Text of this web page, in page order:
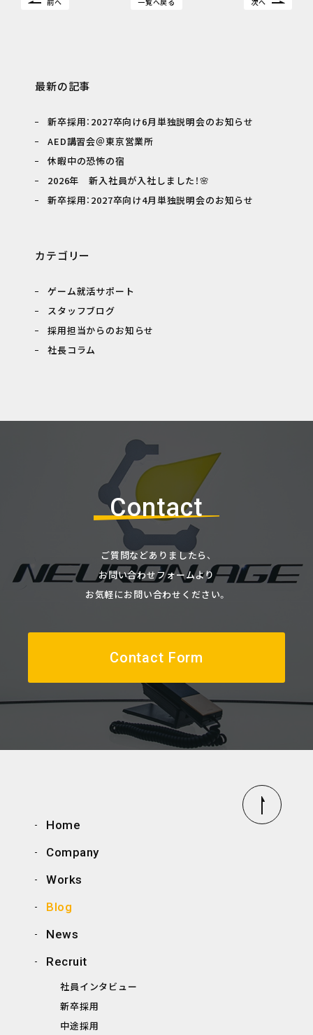
最新の記事
新卒採用：2027卒向け6月単独説明会のお知らせ
AED講習会＠東京営業所
休暇中の恐怖の宿
2026年 新入社員が入社しました！🌸
新卒採用：2027卒向け4月単独説明会のお知らせ
カテゴリー
ゲーム就活サポート
スタッフブログ
採用担当からのお知らせ
社長コラム
Contact
ご質問などありましたら、
お問い合わせフォームより
お気軽にお問い合わせください。
Contact Form
Home
Company
Works
Blog
News
Recruit
社員インタビュー
新卒採用
中途採用